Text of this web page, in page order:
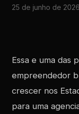
25 de junho de
Essa e uma das
empreendedor
crescer nos
para uma